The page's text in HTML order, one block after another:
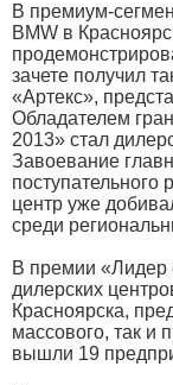
В премиум-
BMW в
зачете получил
«Артекс»,
Обладателем
2013» стал
Завоевание
поступательного
центр уже
среди
В премии «Лидер
дилерских
Красноярска,
массового, так и
вышли 19